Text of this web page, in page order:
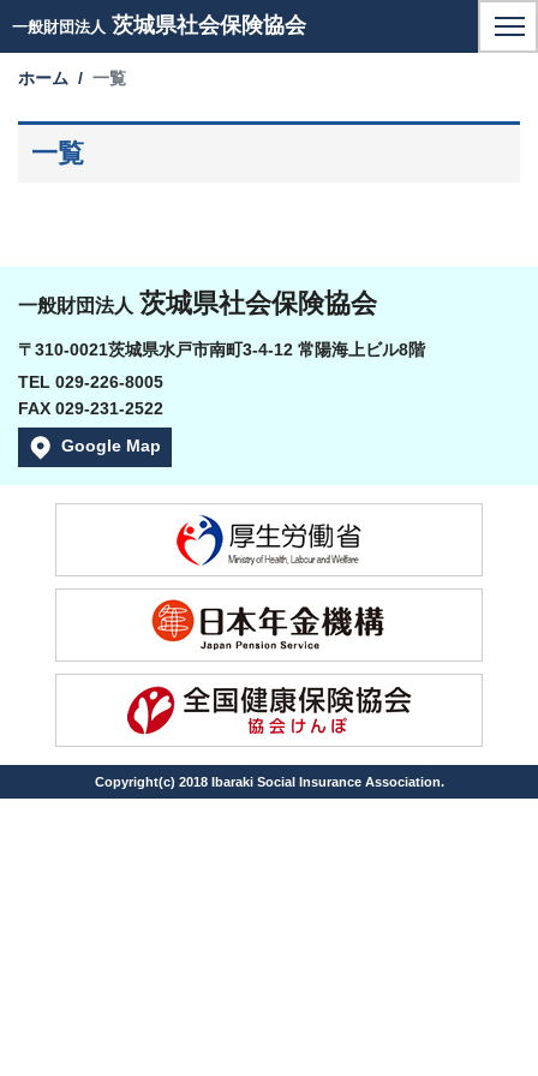
一般財団法人 茨城県社会保険協会
ホーム 一覧
一覧
一般財団法人 茨城県社会保険協会
〒310-0021茨城県水戸市南町3-4-12 常陽海上ビル8階
TEL 029-226-8005
FAX 029-231-2522
Google Map
Copyright(c) 2018 Ibaraki Social Insurance Association.